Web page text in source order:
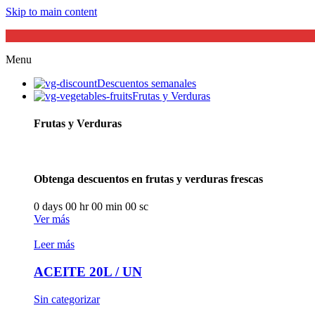
Skip to main content
Menu
Descuentos semanales
Frutas y Verduras
Frutas y Verduras
Obtenga descuentos en frutas y verduras frescas
0 days 00 hr00 min 00 sc
Ver más
Leer más
ACEITE 20L / UN
Sin categorizar